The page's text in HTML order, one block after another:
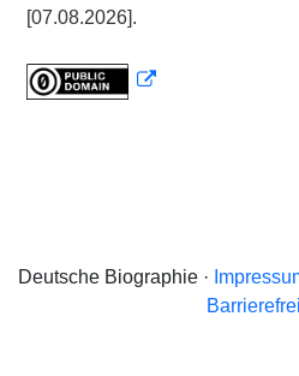
[07.08.2026].
Deutsche Biographie ·